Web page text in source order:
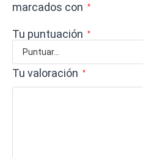
marcados con
*
Tu puntuación *
Tu valoración *